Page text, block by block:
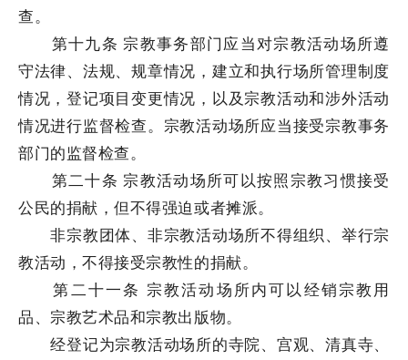
查。
第十九条 宗教事务部门应当对宗教活动场所遵
守法律、法规、规章情况，建立和执行场所管理制度
情况，登记项目变更情况，以及宗教活动和涉外活动
情况进行监督检查。宗教活动场所应当接受宗教事务
部门的监督检查。
第二十条 宗教活动场所可以按照宗教习惯接受
公民的捐献，但不得强迫或者摊派。
非宗教团体、非宗教活动场所不得组织、举行宗
教活动，不得接受宗教性的捐献。
第二十一条 宗教活动场所内可以经销宗教用
品、宗教艺术品和宗教出版物。
经登记为宗教活动场所的寺院、宫观、清真寺、